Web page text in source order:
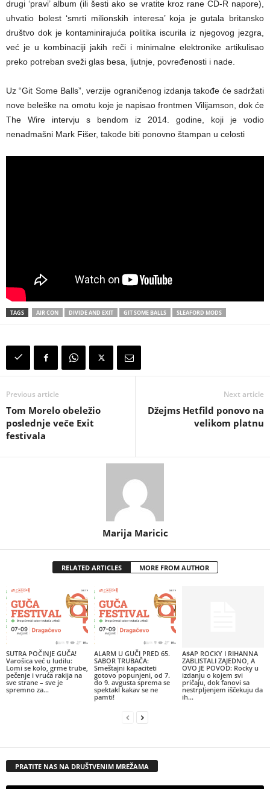
drugi ‘pravi’ album (ili šesti ako se vratite kroz rane CD-R napore),
uhvatio bolest ‘smrti milionskih interesa’ koja je gutala britansko
društvo dok je kontaminirajuća politika iscurila iz njegovog jezgra,
već je u kombinaciji jakih reči i minimalne elektronike artikulisao
preko potreban sveži glas besa, ljutnje, povređenosti i nade.
Uz “Git Some Balls”, verzije ograničenog izdanja takođe će sadržati
nove beleške na omotu koje je napisao frontmen Vilijamson, dok će
The Wire intervju s bendom iz 2014. godine, koji je vodio
nenadmašni Mark Fišer, takođe biti ponovno štampan u celosti
TAGS AIR CON DIVIDE AND EXIT GIT SOME BALLS SLEAFORD MODS
Previous article
Tom Morelo obeležio
poslednje veče Exit
festivala
Next article
Džejms Hetfild ponovo na
velikom platnu
Marija Maricic
RELATED ARTICLES MORE FROM AUTHOR
SUTRA POČINJE GUČA!
Varošica već u ludilu:
Lomi se kolo, grme trube,
pečenje i vruća rakija na
sve strane – sve je
spremno za...
ALARM U GUČI PRED 65.
SABOR TRUBAČA:
Smeštajni kapaciteti
gotovo popunjeni, od 7.
do 9. avgusta sprema se
spektakl kakav se ne
pamti!
A$AP ROCKY I RIHANNA
ZABLISTALI ZAJEDNO, A
OVO JE POVOD: Rocky u
izdanju o kojem svi
pričaju, dok fanovi sa
nestrpljenjem iščekuju da
ih...
PRATITE NAS NA DRUŠTVENIM MREŽAMA